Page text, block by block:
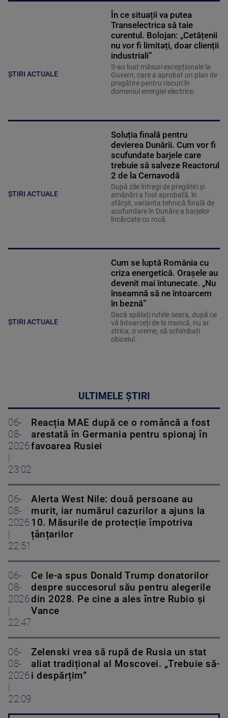
ȘTIRI ACTUALE
În ce situații va putea
Transelectrica să taie
curentul. Bolojan: „Cetățenii
nu vor fi limitați, doar clienții
industriali”
S-au luat măsuri excepționale la
Guvern, care a aprobat un plan de
pregătire pentru riscuri în
domeniul energiei electrice.
ȘTIRI ACTUALE
Soluția finală pentru
devierea Dunării. Cum vor fi
scufundate barjele care
trebuie să salveze Reactorul
2 de la Cernavodă
După zile întregi de pregătiri și
amânări a fost aprobată, în
sfârșit, varianta tehnică finală de
scufundare în Dunăre a barjelor
încărcate cu rocă.
ȘTIRI ACTUALE
Cum se luptă România cu
criza energetică. Orașele au
devenit mai întunecate. „Nu
înseamnă să ne întoarcem
în beznă”
Dacă spălați rufele seara, după ce
vă întoarceți de la muncă, nu ar
strica, o vreme, să schimbați
obiceiul.
ULTIMELE ȘTIRI
06-
08-
2026
23:02
Reacția MAE după ce o româncă a fost
arestată în Germania pentru spionaj în
favoarea Rusiei
06-
08-
2026
22:51
Alerta West Nile: două persoane au
murit, iar numărul cazurilor a ajuns la
10. Măsurile de protecție împotriva
țânțarilor
06-
08-
2026
22:47
Ce le-a spus Donald Trump donatorilor
despre succesorul său pentru alegerile
din 2028. Pe cine a ales între Rubio și
Vance
06-
08-
2026
22:09
Zelenski vrea să rupă de Rusia un stat
aliat tradițional al Moscovei. „Trebuie să-
i despărțim”